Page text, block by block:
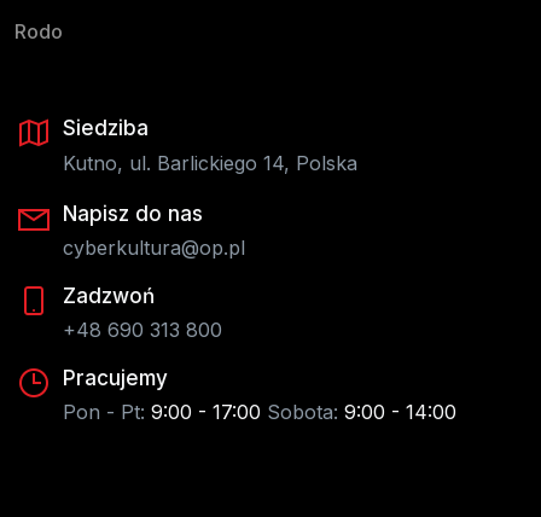
Rodo
Siedziba
Kutno, ul. Barlickiego 14, Polska
Napisz do nas
cyberkultura@op.pl
Zadzwoń
+48 690 313 800
Pracujemy
Pon - Pt: 9:00 - 17:00 Sobota: 9:00 - 14:00